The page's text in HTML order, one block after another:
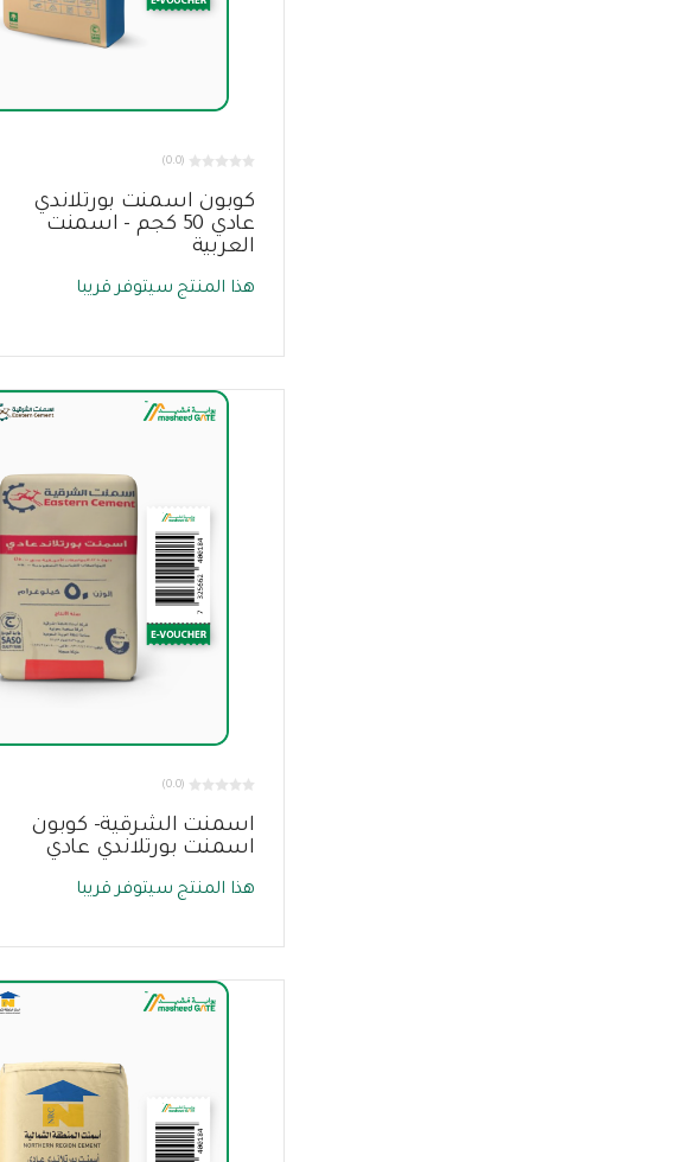
(0.0)
كوبون اسمنت بورتلاندي
عادي 50 كجم - اسمنت
العربية
هذا المنتج سيتوفر قريبا
(0.0)
اسمنت الشرقية- كوبون
اسمنت بورتلاندي عادي
هذا المنتج سيتوفر قريبا